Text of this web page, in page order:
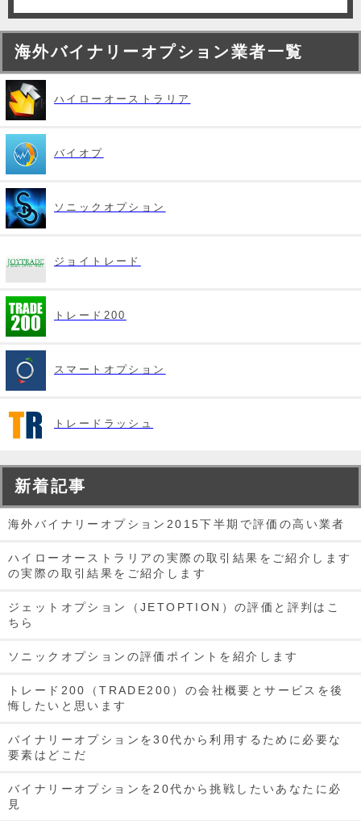
海外バイナリーオプション業者一覧
ハイローオーストラリア
バイオプ
ソニックオプション
ジョイトレード
トレード200
スマートオプション
トレードラッシュ
新着記事
海外バイナリーオプション2015下半期で評価の高い業者
ハイローオーストラリアの実際の取引結果をご紹介します
の実際の取引結果をご紹介します
ジェットオプション（JETOPTION）の評価と評判はこ
ちら
ソニックオプションの評価ポイントを紹介します
トレード200（TRADE200）の会社概要とサービスを後
悔したいと思います
バイナリーオプションを30代から利用するために必要な
要素はどこだ
バイナリーオプションを20代から挑戦したいあなたに必
見